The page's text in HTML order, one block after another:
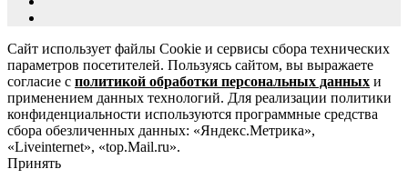
Сайт использует файлы Cookie и сервисы сбора технических
параметров посетителей. Пользуясь сайтом, вы выражаете
согласие с политикой обработки персональных данных и
применением данных технологий. Для реализации политики
конфиденциальности используются программные средства
сбора обезличенных данных: «Яндекс.Метрика»,
«Liveinternet», «top.Mail.ru».
Принять